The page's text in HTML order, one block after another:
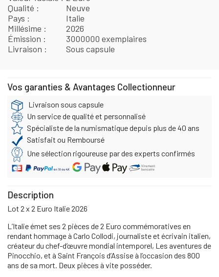
Qualité
Neuve
Pays
Italie
Millésime
2026
Émission
3000000 exemplaires
Livraison
Sous capsule
Vos garanties & Avantages Collectionneur
Livraison sous capsule
Un service de qualité et personnalisé
Spécialiste de la numismatique depuis plus de 40 ans
Satisfait ou Remboursé
Une sélection rigoureuse par des experts confirmés
Description
Lot 2 x 2 Euro Italie 2026
L’Italie émet ses 2 pièces de 2 Euro commémoratives en
rendant hommage à Carlo Collodi, journaliste et écrivain italien,
créateur du chef-d’œuvre mondial intemporel, Les aventures de
Pinocchio, et à Saint François d’Assise à l’occasion des 800
ans de sa mort. Deux pièces à vite posséder.